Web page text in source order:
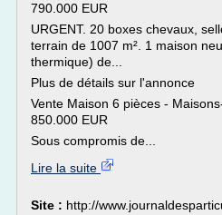
790.000 EUR
URGENT. 20 boxes chevaux,
terrain de 1007 m². 1 maison
thermique) de...
Plus de détails sur l'annonce
Vente Maison 6 pièces -
850.000 EUR
Sous compromis de...
Lire la suite
Site : http://